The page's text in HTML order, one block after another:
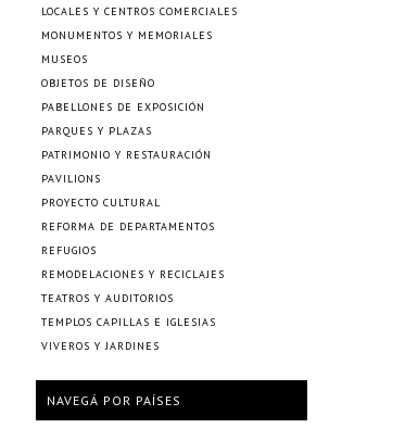
LOCALES Y CENTROS COMERCIALES
MONUMENTOS Y MEMORIALES
MUSEOS
OBJETOS DE DISEÑO
PABELLONES DE EXPOSICIÓN
PARQUES Y PLAZAS
PATRIMONIO Y RESTAURACIÓN
PAVILIONS
PROYECTO CULTURAL
REFORMA DE DEPARTAMENTOS
REFUGIOS
REMODELACIONES Y RECICLAJES
TEATROS Y AUDITORIOS
TEMPLOS CAPILLAS E IGLESIAS
VIVEROS Y JARDINES
NAVEGÁ POR PAÍSES